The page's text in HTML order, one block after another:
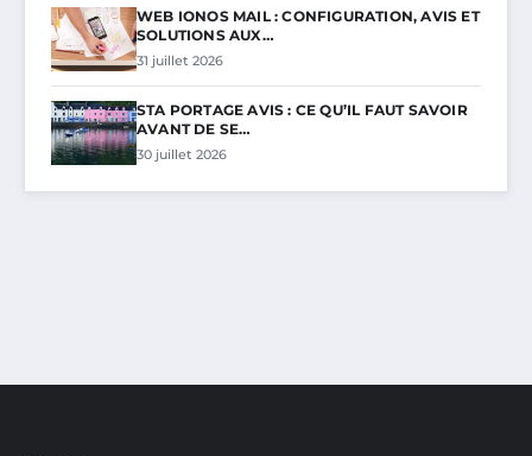
WEB IONOS MAIL : CONFIGURATION, AVIS ET
SOLUTIONS AUX…
31 juillet 2026
STA PORTAGE AVIS : CE QU’IL FAUT SAVOIR
AVANT DE SE…
30 juillet 2026